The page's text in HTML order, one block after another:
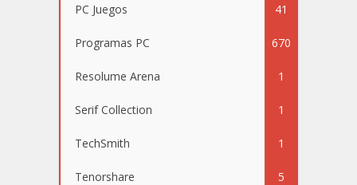
PC Juegos 41
Programas PC 670
Resolume Arena 1
Serif Collection 1
TechSmith 1
Tenorshare 5